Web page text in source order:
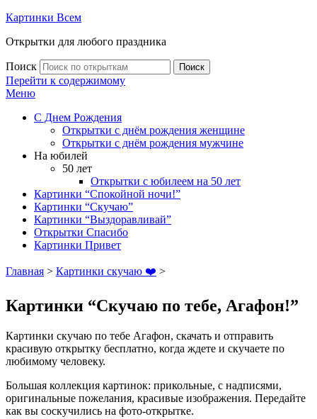
Картинки Всем
Открытки для любого праздника
Поиск Поиск
Перейти к содержимому
Меню
С Днем Рождения
Открытки с днём рождения женщине
Открытки с днём рождения мужчине
На юбилей
50 лет
Открытки с юбилеем на 50 лет
Картинки “Спокойной ночи!”
Картинки “Скучаю”
Картинки “Выздоравливай”
Открытки Спасибо
Картинки Привет
Главная > Картинки скучаю ❤️ >
Картинки “Скучаю по тебе, Агафон!”
Картинки скучаю по тебе Агафон, скачать и отправить
красивую открытку бесплатно, когда ждете и скучаете по
любимому человеку.
Большая коллекция картинок: прикольные, с надписями,
оригинальные пожелания, красивые изображения. Передайте
как вы соскучились на фото-открытке.